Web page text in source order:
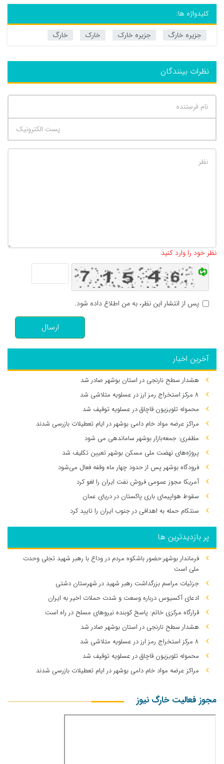
کلیدواژه ها:
جزیره خارگ
جزیره خارک خارک خارگ
نظرات بینندگان
نظر خود را وارد کنید
پس از انتشار این نظر، به من اطلاع داده شود.
ارسال
آخرین اخبار
هشدار سطح نارنجی در استان بوشهر صادر شد
۸ مرکز استخراج رمز ارز در عسلویه متلاشی شد
محموله تلویزیون قاچاق در عسلویه توقیف شد
مراکز عرضه مواد خام دامی بوشهر در ایام تعطیلات بازرسی شدند
مظفری: جمعه‌بازار بوشهر ساماندهی می‌ شود
پروژه‌های نهضت ملی مسکن بوشهر تعیین تکلیف شد
فرودگاه بوشهر پس از حدود چهار ماه وقفه فعال می‌شود
آمریکا مجوز عمومی فروش نفت ایران را لغو کرد
سقوط هواپیمای باری پاکستان در دریای عمان
سنتکام حمله به اهدافی در جنوب ایران را تایید کرد
پر بازدیدترین ها
فرماندار بوشهر:حضور باشکوه مردم در وداع با رهبر شهید تجلی وحدت
ملی است
جزئیات مراسم بزرگداشت رهبر شهید در شهرستان دشتی
ادعای آکسیوس درباره وسعت و شدت حملات اخیر به ایران
قرارگاه مرکزی خاتم: پاسخ کوبنده نیروهای مسلح در راه است
هشدار سطح نارنجی در استان بوشهر صادر شد
۸ مرکز استخراج رمز ارز در عسلویه متلاشی شد
محموله تلویزیون قاچاق در عسلویه توقیف شد
مراکز عرضه مواد خام دامی بوشهر در ایام تعطیلات بازرسی شدند
مجوز فعالیت خارگ نیوز